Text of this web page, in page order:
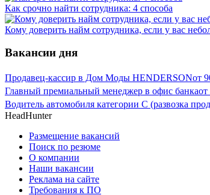
Как срочно найти сотрудника: 4 способа
Кому доверить найм сотрудника, если у вас
Вакансии дня
Продавец-кассир в Дом Моды HENDERSONот
Главный премиальный менеджер в офис банкаот
Водитель автомобиля категории C (развозка
HeadHunter
Размещение вакансий
Поиск по резюме
О компании
Наши вакансии
Реклама на сайте
Требования к ПО